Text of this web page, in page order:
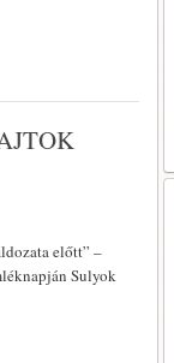
előtt” –
Sulyok